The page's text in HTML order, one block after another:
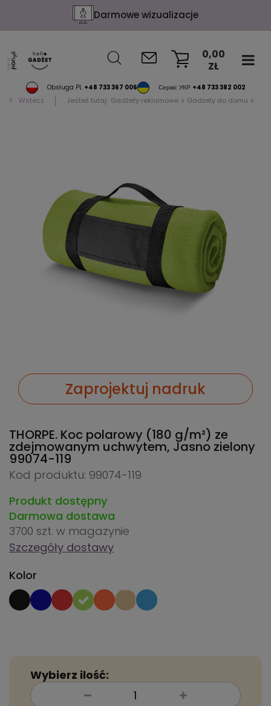
Darmowe wizualizacje
Obsługa PL +48 733 367 006 Сервіс УКР +48 733 382 002
0,00
ZŁ
Wstecz Jesteś tutaj: Gadżety reklamowe Gadżety do domu
Zaprojektuj nadruk
THORPE. Koc polarowy (180 g/m²) ze
zdejmowanym uchwytem, Jasno zielony
99074-119
Kod produktu: 99074-119
Produkt dostępny
Darmowa dostawa
3700 szt. w magazynie
Szczegóły dostawy
Kolor
Wybierz ilość: